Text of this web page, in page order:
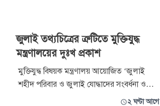
জুলাই তথ্যচিত্রের ত্রুটিতে মুক্তিযুদ্ধ
মন্ত্রণালয়ের দুঃখ প্রকাশ
মুক্তিযুদ্ধ বিষয়ক মন্ত্রণালয় আয়োজিত ‘জুলাই
শহীদ পরিবার ও জুলাই যোদ্ধাদের সংবর্ধনা ও
আলোচনা সভায় প্রদর্শিত জুলাই গণঅভ্যুত্থান
২ ঘণ্টা আগে